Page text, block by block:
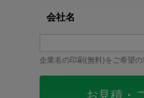
会社名
企業名の印刷(無料)をご希望の
お見積・